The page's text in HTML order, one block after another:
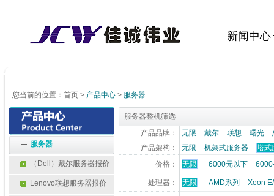
新闻中心
您当前的位置： 首页 > 产品中心 > 服务器
服务器
（Dell）戴尔服务器报价
Lenovo联想服务器报价
服务器整机筛选
产品品牌：
无限 戴尔 联想 曙光
产品架构：
无限 机架式服务器
塔式
价格：
无限 6000元以下
处理器： 无限 AMD系列 Xeon